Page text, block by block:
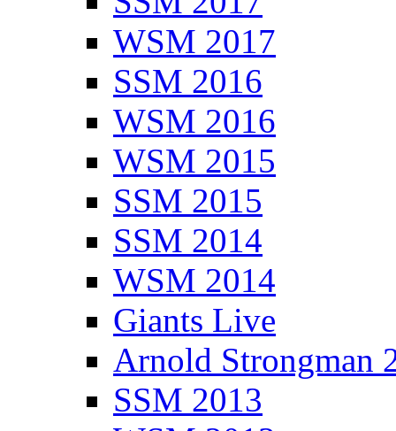
WSM 2017
SSM 2016
WSM 2016
WSM 2015
SSM 2015
SSM 2014
WSM 2014
Giants Live
Arnold Strongman
SSM 2013